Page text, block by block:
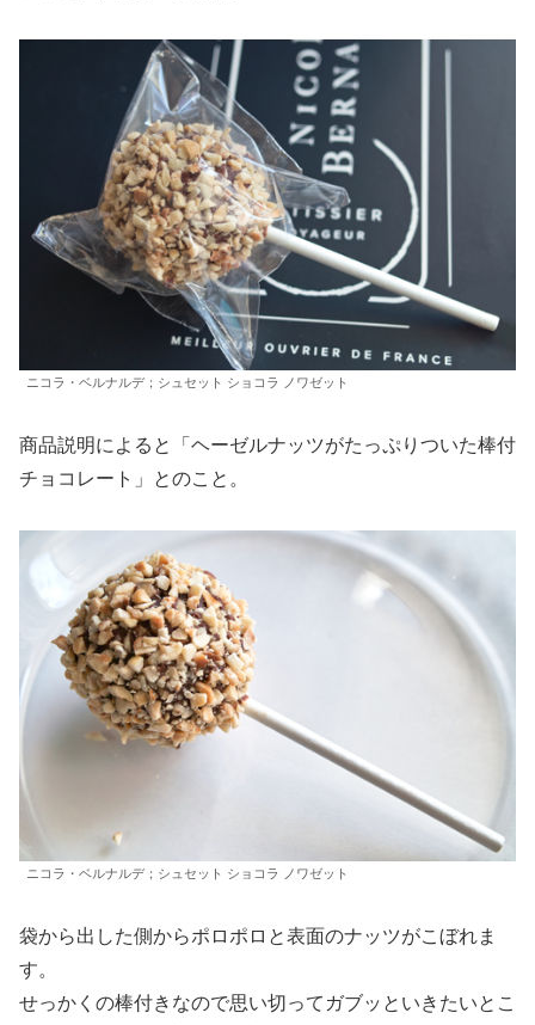
ニコラ・ベルナルデ；シュセット ショコラ ノワゼット
商品説明によると「ヘーゼルナッツがたっぷりついた棒付
チョコレート」とのこと。
ニコラ・ベルナルデ；シュセット ショコラ ノワゼット
袋から出した側からポロポロと表面のナッツがこぼれま
す。
せっかくの棒付きなので思い切ってガブッといきたいとこ